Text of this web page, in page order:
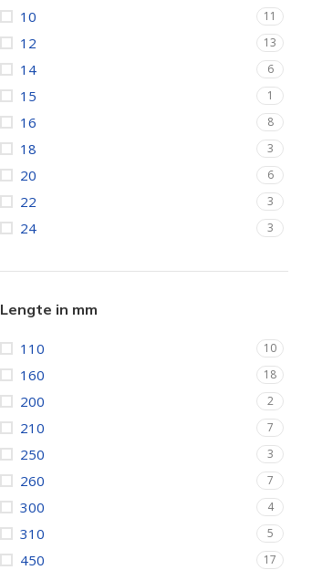
Schroeven
Alle schroeven
Kruiskop schroeven verzinkt
Spaanplaatschroeven verzinkt Torx
Spaanplaatschroeven zwart verzinkt
Houtschroeven
Gipsplaatschroeven los
Gipsplaatschroeven op band
10 11
12 13
14 6
15 1
16 8
18 3
20 6
22 3
24 3
Lengte in mm
110 10
160 18
200 2
210 7
250 3
260 7
300 4
310 5
450 17